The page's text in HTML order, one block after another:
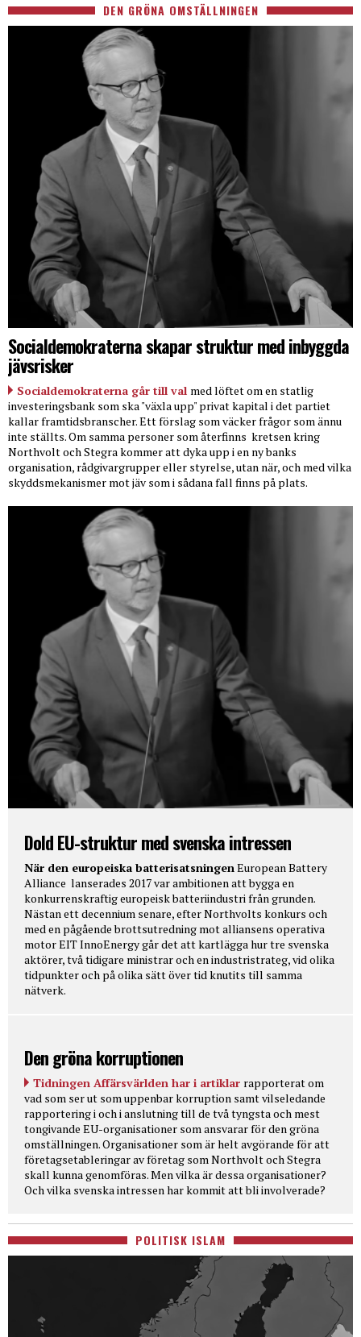
DEN GRÖNA OMSTÄLLNINGEN
Socialdemokraterna skapar struktur med inbyggda
jävsrisker
Socialdemokraterna går till val med löftet om en statlig
investeringsbank som ska "växla upp" privat kapital i det partiet
kallar framtidsbranscher. Ett förslag som väcker frågor som ännu
inte ställts. Om samma personer som återfinns kretsen kring
Northvolt och Stegra kommer att dyka upp i en ny banks
organisation, rådgivargrupper eller styrelse, utan när, och med vilka
skyddsmekanismer mot jäv som i sådana fall finns på plats.
Dold EU-struktur med svenska intressen
När den europeiska batterisatsningenEuropean Battery
Alliance lanserades 2017 var ambitionen att bygga en
konkurrenskraftig europeisk batteriindustri från grunden.
Nästan ett decennium senare, efter Northvolts konkurs och
med en pågående brottsutredning mot alliansens operativa
motor EIT InnoEnergy går det att kartlägga hur tre svenska
aktörer, två tidigare ministrar och en industristrateg, vid olika
tidpunkter och på olika sätt över tid knutits till samma
nätverk.
Den gröna korruptionen
Tidningen Affärsvärlden har i artiklar rapporterat om
vad som ser ut som uppenbar korruption samt vilseledande
rapportering i och i anslutning till de två tyngsta och mest
tongivande EU-organisationer som ansvarar för den gröna
omställningen. Organisationer som är helt avgörande för att
företagsetableringar av företag som Northvolt och Stegra
skall kunna genomföras. Men vilka är dessa organisationer?
Och vilka svenska intressen har kommit att bli involverade?
POLITISK ISLAM